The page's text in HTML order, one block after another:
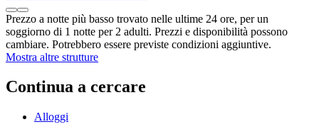
Prezzo a notte più basso trovato nelle ultime 24 ore, per un
soggiorno di 1 notte per 2 adulti. Prezzi e disponibilità possono
cambiare. Potrebbero essere previste condizioni aggiuntive.
Mostra altre strutture
Continua a cercare
Alloggi